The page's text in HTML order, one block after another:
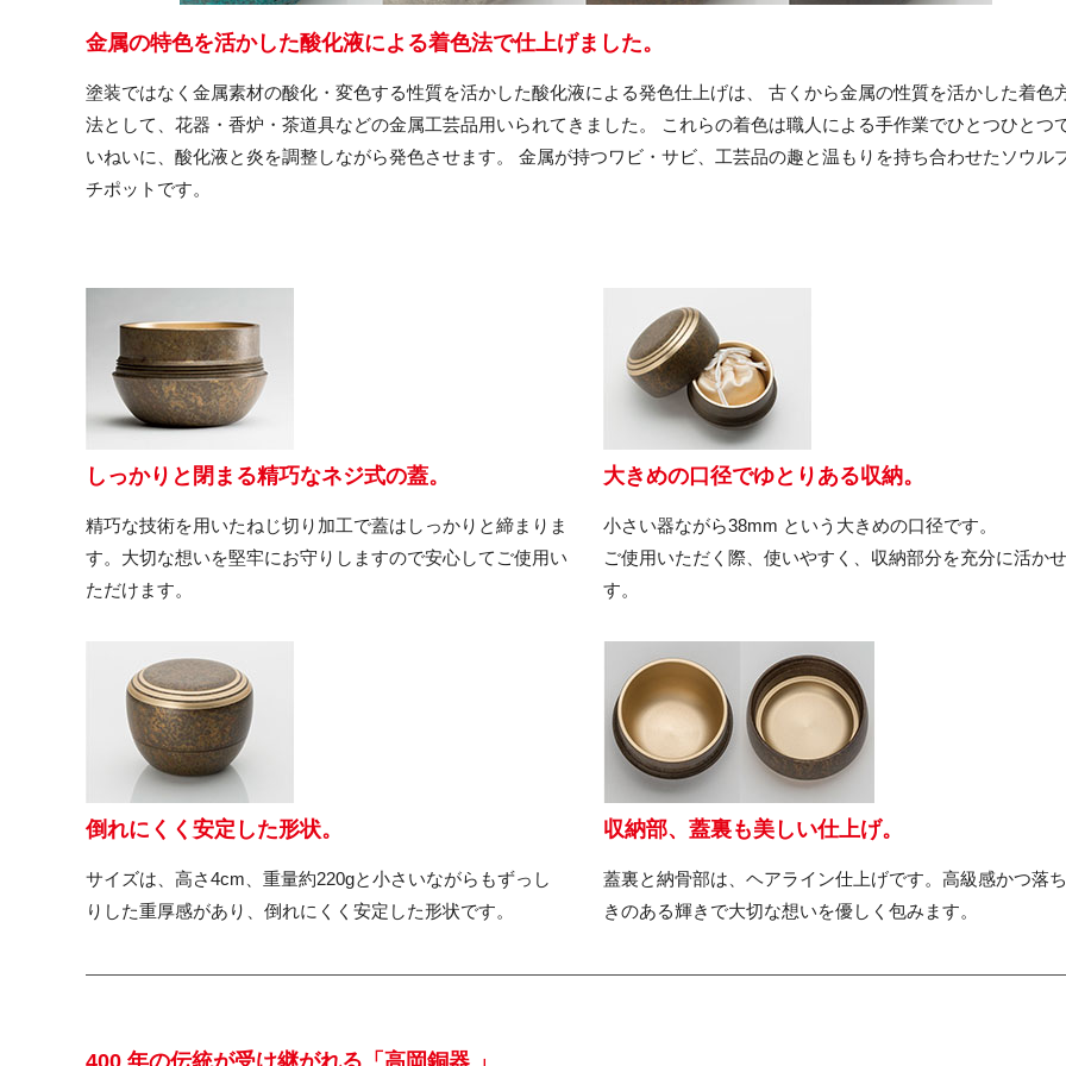
金属の特色を活かした酸化液による着色法で仕上げました。
塗装ではなく金属素材の酸化・変色する性質を活かした酸化液による発色仕上げは、 古くから金属の性質を活かした着色
法として、花器・香炉・茶道具などの金属工芸品用いられてきました。 これらの着色は職人による手作業でひとつひとつ
いねいに、酸化液と炎を調整しながら発色させます。 金属が持つワビ・サビ、工芸品の趣と温もりを持ち合わせたソウル
チポットです。
しっかりと閉まる精巧なネジ式の蓋。
精巧な技術を用いたねじ切り加工で蓋はしっかりと締まりま
す。大切な想いを堅牢にお守りしますので安心してご使用い
ただけます。
大きめの口径でゆとりある収納。
小さい器ながら38mm という大きめの口径です。
ご使用いただく際、使いやすく、収納部分を充分に活か
す。
倒れにくく安定した形状。
サイズは、高さ4cm、重量約220gと小さいながらもずっし
りした重厚感があり、倒れにくく安定した形状です。
収納部、蓋裏も美しい仕上げ。
蓋裏と納骨部は、ヘアライン仕上げです。高級感かつ落
きのある輝きで大切な想いを優しく包みます。
400 年の伝統が受け継がれる「高岡銅器 」